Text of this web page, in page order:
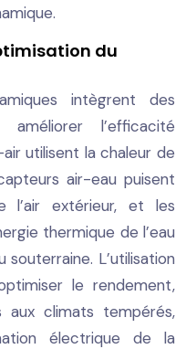
du
intègrent des
l’efficacité
utilisent la chaleur de
air-eau puisent
l’air extérieur, et les
thermique de l’eau
souterraine. L’utilisation
le rendement,
aux climats tempérés,
électrique de la